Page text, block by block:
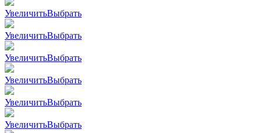
УвеличитьВыбрать
УвеличитьВыбрать
УвеличитьВыбрать
УвеличитьВыбрать
УвеличитьВыбрать
УвеличитьВыбрать